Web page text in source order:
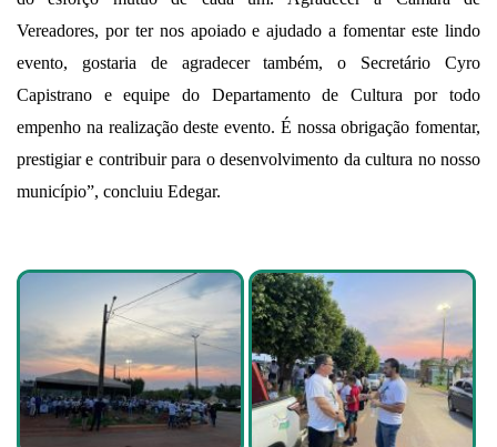
Vereadores, por ter nos apoiado e ajudado a fomentar este lindo
evento, gostaria de agradecer também, o Secretário Cyro
Capistrano e equipe do Departamento de Cultura por todo
empenho na realização deste evento. É nossa obrigação fomentar,
prestigiar e contribuir para o desenvolvimento da cultura no nosso
município”, concluiu Edegar.